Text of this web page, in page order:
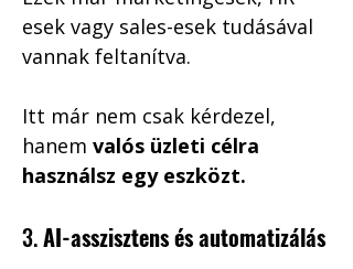
esek vagy sales-esek tudásával
vannak feltanítva.
Itt már nem csak kérdezel,
hanem valós üzleti célra
használsz egy eszközt.
3. AI-asszisztens és automatizálás